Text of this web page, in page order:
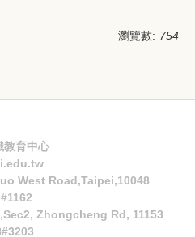
瀏覽數: 754
育中心
West Road,Taipei,10048
Zhongcheng Rd, 11153